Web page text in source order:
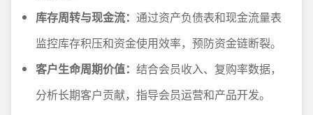
库存周转与现金流： 通过资产负债表和现金流量表
监控库存积压和资金使用效率，预防资金链断裂。
客户生命周期价值： 结合会员收入、复购率数据，
分析长期客户贡献，指导会员运营和产品开发。